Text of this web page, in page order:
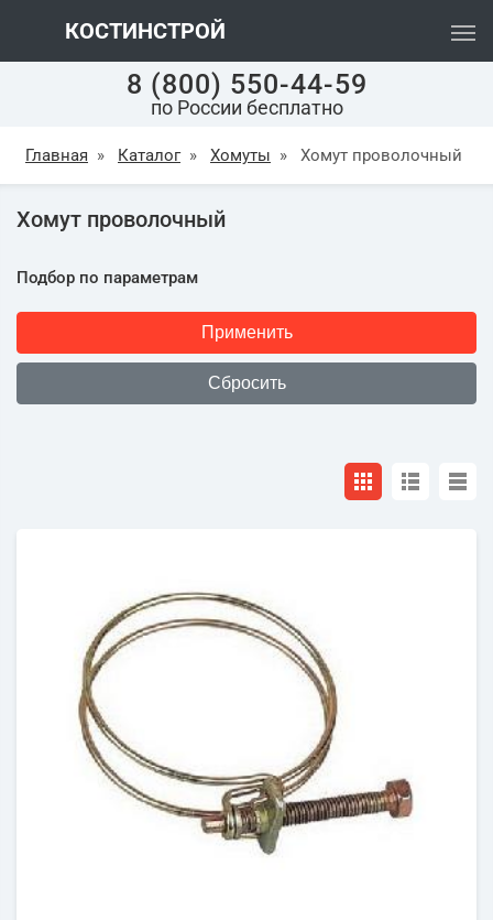
КОСТИНСТРОЙ
8 (800) 550-44-59
по России бесплатно
Главная » Каталог » Хомуты » Хомут проволочный
Хомут проволочный
Подбор по параметрам